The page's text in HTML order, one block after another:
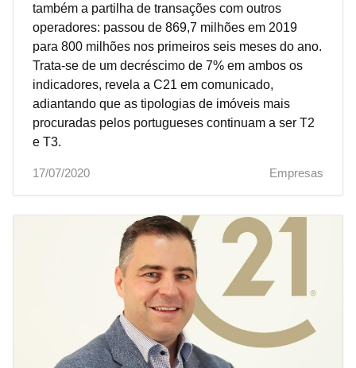
também a partilha de transações com outros
operadores: passou de 869,7 milhões em 2019
para 800 milhões nos primeiros seis meses do ano.
Trata-se de um decréscimo de 7% em ambos os
indicadores, revela a C21 em comunicado,
adiantando que as tipologias de imóveis mais
procuradas pelos portugueses continuam a ser T2
e T3.
17/07/2020 Empresas